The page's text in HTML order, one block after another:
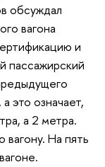
обсуждал
вагона
и
пассажирский
это означает,
а 2 метра.
На пять